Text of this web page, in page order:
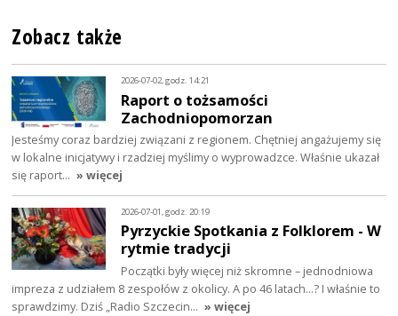
Zobacz także
2026-07-02, godz. 14:21
Raport o tożsamości
Zachodniopomorzan
Jesteśmy coraz bardziej związani z regionem. Chętniej angażujemy się
w lokalne inicjatywy i rzadziej myślimy o wyprowadzce. Właśnie ukazał
się raport… » więcej
2026-07-01, godz. 20:19
Pyrzyckie Spotkania z Folklorem - W
rytmie tradycji
Początki były więcej niż skromne – jednodniowa
impreza z udziałem 8 zespołów z okolicy. A po 46 latach…? I właśnie to
sprawdzimy. Dziś „Radio Szczecin… » więcej